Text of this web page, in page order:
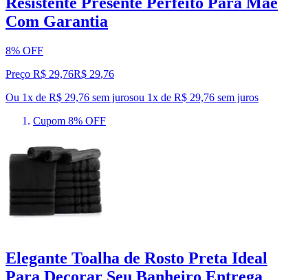
Com Garantia
8% OFF
Preço R$ 29,76R$ 29,76
Ou 1x de R$ 29,76 sem jurosou 1x de R$ 29,76 sem juros
Cupom 8% OFF
Elegante Toalha de Rosto Preta Ideal